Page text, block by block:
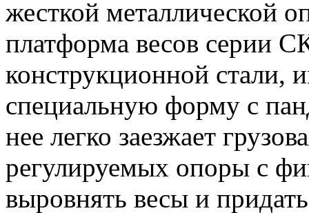
жесткой металлической
платформа весов серии
конструкционной стали,
специальную форму с
нее легко заезжает
регулируемых опоры с
выровнять весы и